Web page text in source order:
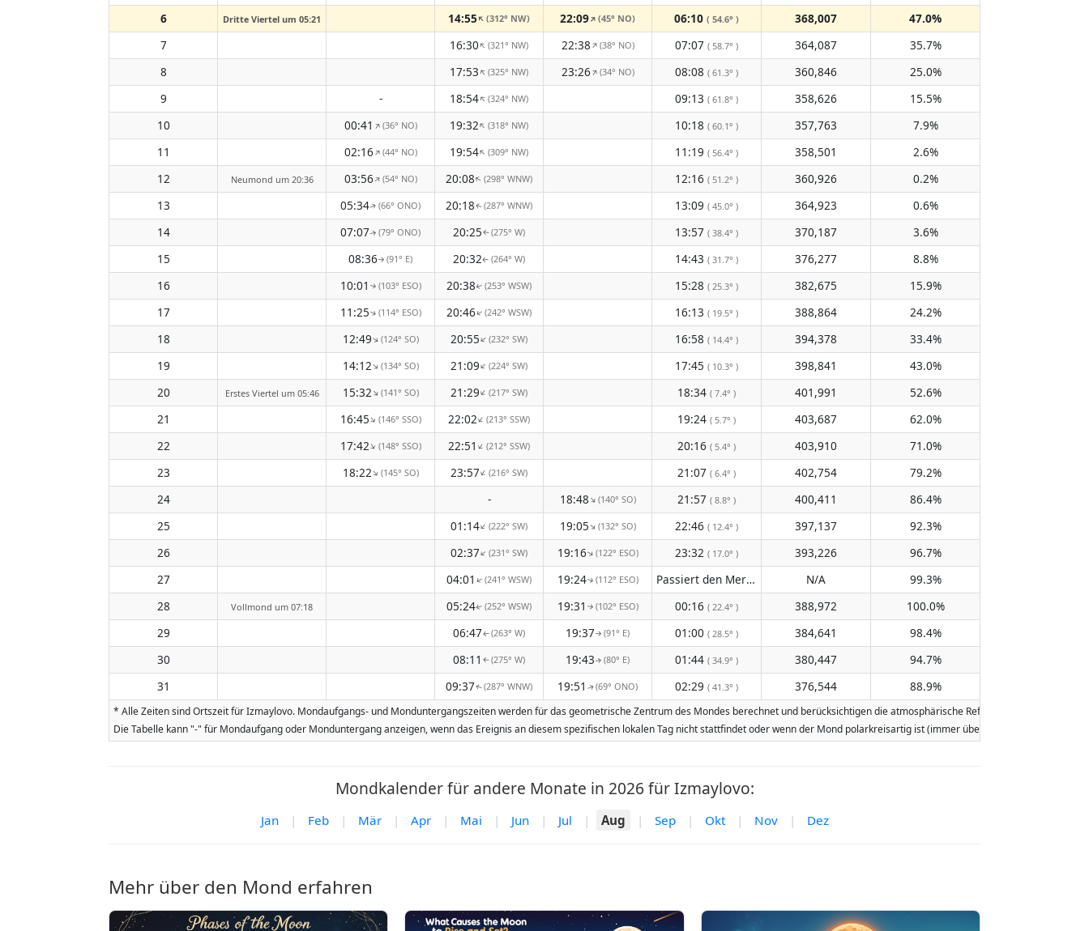
6
Dritte Viertel um 05:21 14:55↑(312° NW) 22:09↑(45° NO) 06:10 ( 54.6° ) 368,007
47.0%
7
16:30↑(321° NW) 22:38↑(38° NO) 07:07 ( 58.7° ) 364,087
35.7%
8
17:53↑(325° NW) 23:26↑(34° NO) 08:08 ( 61.3° ) 360,846
25.0%
9
- 18:54↑(324° NW) 09:13 ( 61.8° ) 358,626
15.5%
10
00:41↑(36° NO) 19:32↑(318° NW) 10:18 ( 60.1° ) 357,763
7.9%
11
02:16↑(44° NO) 19:54↑(309° NW) 11:19 ( 56.4° ) 358,501
2.6%
12
Neumond um 20:36 03:56↑(54° NO) 20:08↑(298° WNW) 12:16 ( 51.2° ) 360,926
0.2%
13
05:34↑(66° ONO) 20:18↑(287° WNW) 13:09 ( 45.0° ) 364,923
0.6%
14
07:07↑(79° ONO) 20:25↑(275° W) 13:57 ( 38.4° ) 370,187
3.6%
15
08:36↑(91° E) 20:32↑(264° W) 14:43 ( 31.7° ) 376,277
8.8%
16
10:01 ↑(103° ESO) 20:38↑(253° WSW) 15:28 ( 25.3° ) 382,675
15.9%
17
11:25↑(114° ESO) 20:46↑(242° WSW) 16:13 ( 19.5° ) 388,864
24.2%
18
12:49↑(124° SO) 20:55↑(232° SW) 16:58 ( 14.4° ) 394,378
33.4%
19
14:12↑(134° SO) 21:09↑(224° SW) 17:45 ( 10.3° ) 398,841
43.0%
20
Erstes Viertel um 05:46 15:32↑(141° SO) 21:29↑(217° SW) 18:34 ( 7.4° ) 401,991
52.6%
21
16:45↑(146° SSO) 22:02↑(213° SSW) 19:24 ( 5.7° ) 403,687
62.0%
22
17:42↑(148° SSO) 22:51 ↑(212° SSW) 20:16 ( 5.4° ) 403,910
71.0%
23
18:22↑(145° SO) 23:57↑(216° SW) 21:07 ( 6.4° ) 402,754
79.2%
24
- 18:48↑(140° SO) 21:57 ( 8.8° ) 400,411
86.4%
25
01:14↑(222° SW) 19:05↑(132° SO) 22:46 ( 12.4° ) 397,137
92.3%
26
02:37↑(231° SW) 19:16↑(122° ESO) 23:32 ( 17.0° ) 393,226
96.7%
27
04:01 ↑(241° WSW) 19:24↑(112° ESO) Passiert den Meridian nicht ( N/A )
N/A
99.3%
28
Vollmond um 07:18 05:24↑(252° WSW) 19:31 ↑(102° ESO) 00:16 ( 22.4° ) 388,972
100.0%
29
06:47↑(263° W) 19:37↑(91° E) 01:00 ( 28.5° ) 384,641
98.4%
30
08:11 ↑(275° W) 19:43↑(80° E) 01:44 ( 34.9° ) 380,447
94.7%
31
09:37↑(287° WNW) 19:51 ↑(69° ONO) 02:29 ( 41.3° ) 376,544 88.9%
* Alle Zeiten sind Ortszeit für Izmaylovo. Mondaufgangs- und Monduntergangszeiten werden für das geometrische Zentrum des Mondes berechnet und berücksichtigen die atmosphärische Refraktion der Erde.
Die Tabelle kann "-" für Mondaufgang oder Monduntergang anzeigen, wenn das Ereignis an diesem spezifischen lokalen Tag nicht stattfindet oder wenn der Mond polarkreisartig ist (immer über oder immer unter
Mondkalender für andere Monate in 2026 für Izmaylovo:
Jan | Feb | Mär | Apr | Mai | Jun | Jul | Aug | Sep | Okt | Nov | Dez
Mehr über den Mond erfahren